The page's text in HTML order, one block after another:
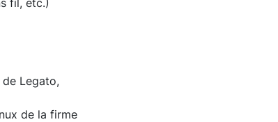
fil, etc.)
Legato,
de la firme